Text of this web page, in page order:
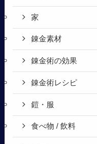
家
錬金素材
錬金術の効果
錬金術レシピ
鎧・服
食べ物 / 飲料